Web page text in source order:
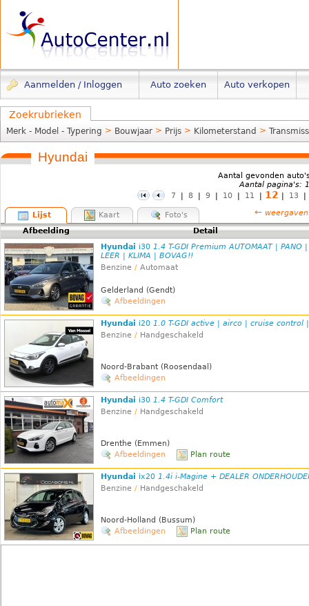
Aanmelden / Inloggen Auto zoeken Auto verkopen
Zoekrubrieken
Merk - Model - Typering > Bouwjaar > Prijs > Kilometerstand >
Hyundai
Aantal gevonden
Aantal pagina's:
7
| 8 | 9 | 10 | 11 | 12 | 13 |
Lijst Kaart Foto's ← weergaven
Afbeelding
Detail
Hyundai i30 1.4 T-GDI Premium AUTOMAAT | PANO |
LEER | KLIMA | BOVAG!!
Benzine / Automaat
Gelderland (Gendt)
Afbeeldingen
Hyundai i20 1.0 T-GDI active | airco | cruise control |
Benzine / Handgeschakeld
Noord-Brabant (Roosendaal)
Afbeeldingen
Hyundai i30 1.4 T-GDI Comfort
Benzine / Handgeschakeld
Drenthe (Emmen)
Afbeeldingen
Plan route
Hyundai ix20 1.4i i-Magine + DEALER
Benzine / Handgeschakeld
Noord-Holland (Bussum)
Afbeeldingen
Plan route